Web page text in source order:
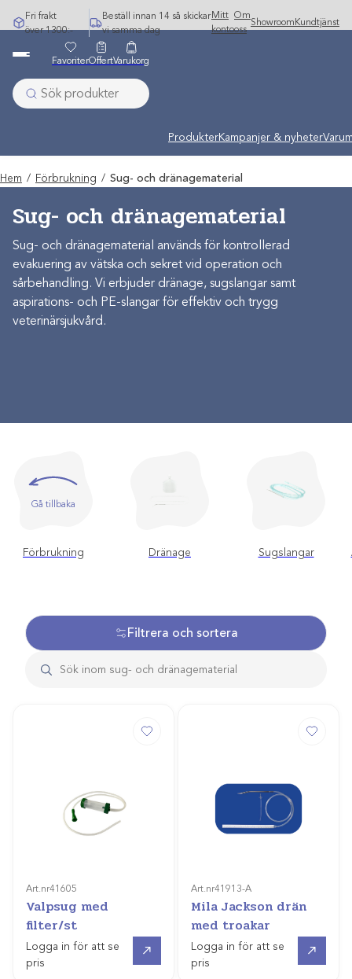
Hoppa
till
Fri frakt
över 1300:-
Beställ innan 14 så skickar
vi samma dag
Mitt
konto
Om
oss
Showroom Kundtjänst
ProdukterKampanjer & nyheter
FavoriterOffertVarukorg
Hem / Förbrukning / Sug- och dränagematerial
Sug- och dränagematerial
Sug- och dränagematerial används för kontrollerad
evakuering av vätska och sekret vid operation och
sårbehandling. Vi erbjuder dränage, sugslangar samt
aspirations- och PE-slangar för effektiv och trygg
veterinärsjukvård.
Gå tillbaka
Förbrukning Dränage Sugslangar
Filtrera och sortera
Art.nr41605
Valpsug med
filter/st
Logga in för att se
pris
Art.nr41913-A
Mila Jackson drän
med troakar
Logga in för att se
pris